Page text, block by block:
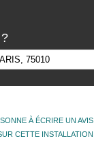
À ÉCRIRE UN AVIS
CETTE INSTALLATION